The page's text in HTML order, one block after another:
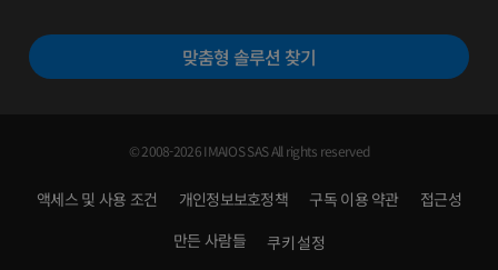
맞춤형 솔루션 찾기
© 2008-2026 IMAIOS SAS All rights reserved
액세스 및 사용 조건 개인정보보호정책 구독 이용 약관
접근성
만든 사람들
쿠키 설정